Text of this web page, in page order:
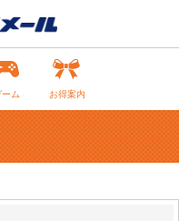
ーム お得案内